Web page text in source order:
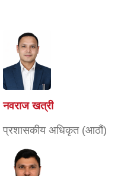
नवराज खत्री
प्रशासकीय अधिकृत (आठौं)